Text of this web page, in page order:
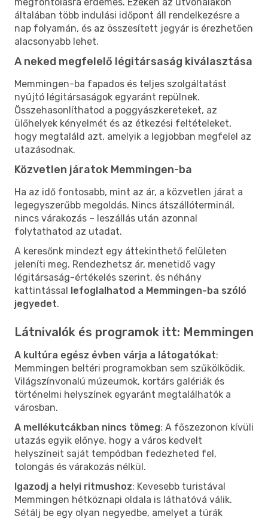
általában több indulási időpont áll rendelkezésre a
nap folyamán, és az összesített jegyár is érezhetően
alacsonyabb lehet.
A neked megfelelő légitársaság kiválasztása
Memmingen-ba fapados és teljes szolgáltatást
nyújtó légitársaságok egyaránt repülnek.
Összehasonlíthatod a poggyászkereteket, az
ülőhelyek kényelmét és az étkezési feltételeket,
hogy megtaláld azt, amelyik a legjobban megfelel az
utazásodnak.
Közvetlen járatok Memmingen-ba
Ha az idő fontosabb, mint az ár, a közvetlen járat a
legegyszerűbb megoldás. Nincs átszállóterminál,
nincs várakozás – leszállás után azonnal
folytathatod az utadat.
A keresőnk mindezt egy áttekinthető felületen
jeleníti meg. Rendezhetsz ár, menetidő vagy
légitársaság-értékelés szerint, és néhány
kattintással lefoglalhatod a Memmingen-ba szóló
jegyedet.
Látnivalók és programok itt: Memmingen
A kultúra egész évben várja a látogatókat:
Memmingen beltéri programokban sem szűkölködik.
Világszínvonalú múzeumok, kortárs galériák és
történelmi helyszínek egyaránt megtalálhatók a
városban.
A mellékutcákban nincs tömeg: A főszezonon kívüli
utazás egyik előnye, hogy a város kedvelt
helyszíneit saját tempódban fedezheted fel,
tolongás és várakozás nélkül.
Igazodj a helyi ritmushoz: Kevesebb turistával
Memmingen hétköznapi oldala is láthatóvá válik.
Sétálj be egy olyan negyedbe, amelyet a túrák